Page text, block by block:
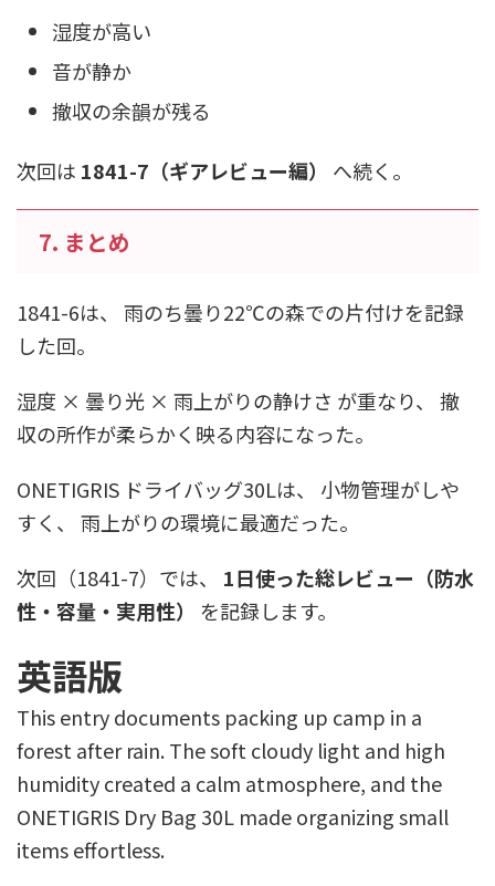
湿度が高い
音が静か
撤収の余韻が残る
次回は 1841-7（ギアレビュー編） へ続く。
7. まとめ
1841-6は、 雨のち曇り22℃の森での片付けを記録
した回。
湿度 × 曇り光 × 雨上がりの静けさ が重なり、 撤
収の所作が柔らかく映る内容になった。
ONETIGRIS ドライバッグ30Lは、 小物管理がしや
すく、 雨上がりの環境に最適だった。
次回（1841-7）では、 1日使った総レビュー（防水
性・容量・実用性）
を記録します。
英語版
This entry documents packing up camp in a
forest after rain. The soft cloudy light and high
humidity created a calm atmosphere, and the
ONETIGRIS Dry Bag 30L made organizing small
items effortless.